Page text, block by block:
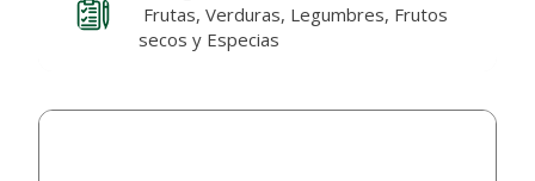
Frutas, Verduras, Legumbres, Frutos
secos y Especias